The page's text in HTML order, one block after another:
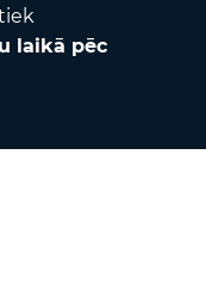
laikā pēc